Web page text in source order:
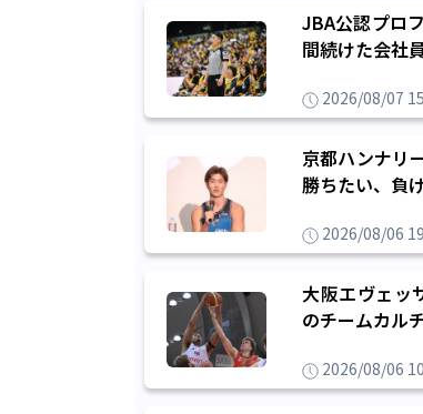
JBA公認プロ
間続けた会社
2026/08/07
京都ハンナリ
勝ちたい、負
2026/08/06
大阪エヴェッ
のチームカル
2026/08/06